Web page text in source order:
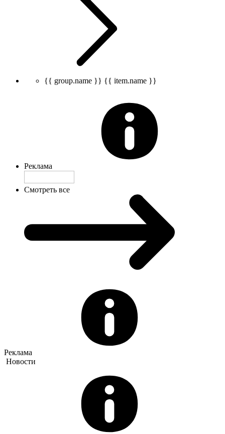
{{ group.name }} {{ item.name }}
Реклама
Смотреть все
Реклама
Новости